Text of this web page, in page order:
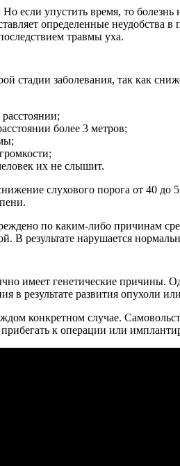
если упустить время, то
определенные
травмы уха.
стадии заболевания, так как
более 3 метров;
их не слышит.
слухового порога от 40
по каким-либо причинам
В результате нарушается
имеет генетические
в результате развития опухоли
конкретном случае.
к операции или